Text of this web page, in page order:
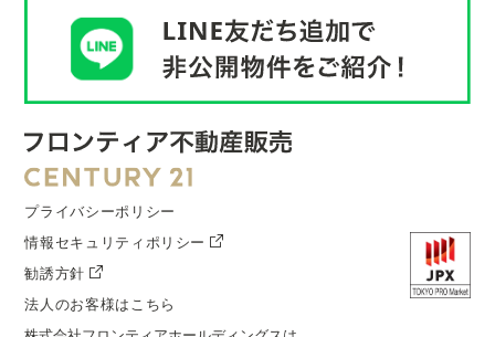
プライバシーポリシー
情報セキュリティポリシー
勧誘方針
法人のお客様はこちら